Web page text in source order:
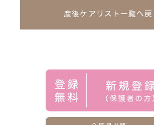
産後ケアリスト一覧へ戻